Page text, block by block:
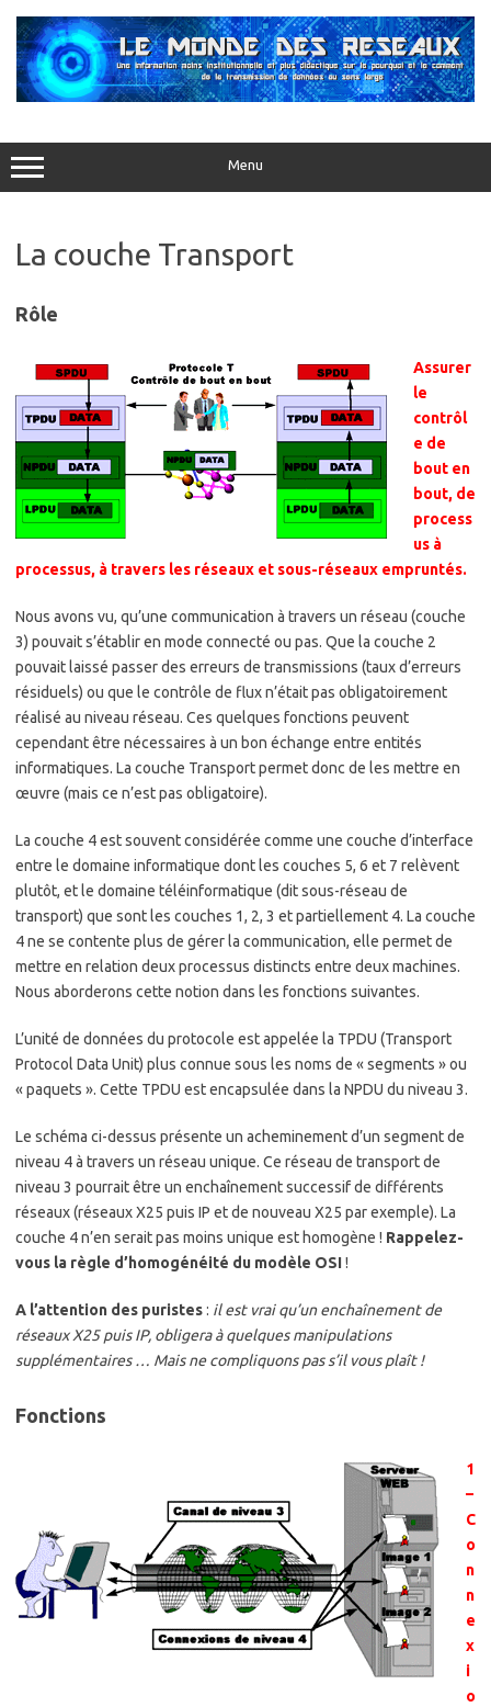
contenu
Menu
La couche Transport
Rôle
Assurer
le
contrôl
e de
bout en
bout, de
process
us à
processus, à travers les réseaux et sous-réseaux empruntés.
Nous avons vu, qu’une communication à travers un réseau (couche
3) pouvait s’établir en mode connecté ou pas. Que la couche 2
pouvait laissé passer des erreurs de transmissions (taux d’erreurs
résiduels) ou que le contrôle de flux n’était pas obligatoirement
réalisé au niveau réseau. Ces quelques fonctions peuvent
cependant être nécessaires à un bon échange entre entités
informatiques. La couche Transport permet donc de les mettre en
œuvre (mais ce n’est pas obligatoire).
La couche 4 est souvent considérée comme une couche d’interface
entre le domaine informatique dont les couches 5, 6 et 7 relèvent
plutôt, et le domaine téléinformatique (dit sous-réseau de
transport) que sont les couches 1, 2, 3 et partiellement 4. La couche
4 ne se contente plus de gérer la communication, elle permet de
mettre en relation deux processus distincts entre deux machines.
Nous aborderons cette notion dans les fonctions suivantes.
L’unité de données du protocole est appelée la TPDU (Transport
Protocol Data Unit) plus connue sous les noms de « segments » ou
« paquets ». Cette TPDU est encapsulée dans la NPDU du niveau 3.
Le schéma ci-dessus présente un acheminement d’un segment de
niveau 4 à travers un réseau unique. Ce réseau de transport de
niveau 3 pourrait être un enchaînement successif de différents
réseaux (réseaux X25 puis IP et de nouveau X25 par exemple). La
couche 4 n’en serait pas moins unique est homogène ! Rappelez-
vous la règle d’homogénéité du modèle OSI!
A l’attention des puristes: il est vrai qu’un enchaînement de
réseaux X25 puis IP, obligera à quelques manipulations
supplémentaires … Mais ne compliquons pas s’il vous plaît !
Fonctions
1
–
C
o
n
n
e
x
i
o